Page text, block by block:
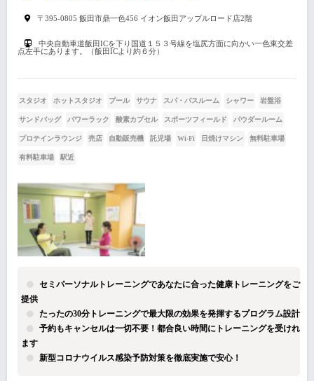
〒395-0805 飯田市鼎一色456 イオン飯田アップルロード店2階
中央自動車道飯田ICを下り国道１５３号線を塩尻方面に向かい一色東交差
点左手にあります。（飯田ICより約６分）
スタジオ ホットスタジオ プール サウナ スパ・バスルーム シャワー 岩盤浴
サンドバッグ パワーラック 酸素カプセル スポーツフィールド パウダールーム
プロテインラウンジ 売店 自動販売機 託児場 Wi-Fi 日焼けマシン 無料駐車場
有料駐車場 駅近
セミパーソナルトレーニングであなたに合った健康トレーニングをご
提供
たったの30分トレーニングで最大限の効果を発揮するプログラム設計
予約もキャンセルは一切不要！都合良い時間にトレーニングを受けれ
ます
新型コロナウイルス感染予防対策を徹底実施で安心！